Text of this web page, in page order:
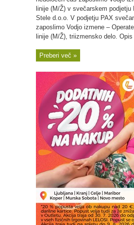
linije (M/Ž) v svečarskem podjetju
Stele d.o.o. V podjetju PAX
zaposlimo Vodjo izmene –
linije (M/Ž), triizmensko delo. Opis
Preberi več »